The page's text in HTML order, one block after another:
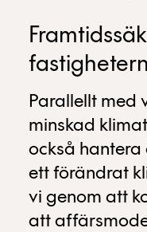
Parallellt med
minskad
också hantera
ett förändrat
vi genom att
att